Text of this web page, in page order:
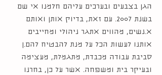
הגן בצבעים ובערכים עליהם חלמנו אי שם
בשנת 2007. עם זאת, בדיוק אותן ואותם
א.נשים, מהווים אתגר ניהולי ומחייבים
אותנו לעשות הכל על מנת להבטיח להם.ן
סביבת עבודה מכבדת, מתגמלת, מעצימה
ובעיקר בית ומשפחה. אשר על כן, בחרנו